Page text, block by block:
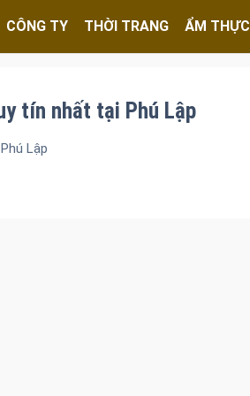
CÔNG TY THỜI TRANG ẨM THỰC
tín nhất tại Phú Lập
Lập